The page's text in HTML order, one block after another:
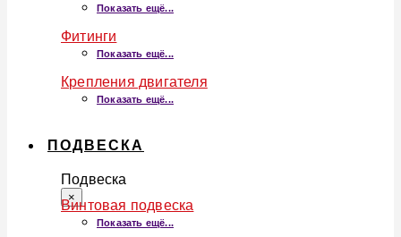
Показать ещё...
Фитинги
Показать ещё...
Крепления двигателя
Показать ещё...
ПОДВЕСКА
Подвеска
×
Винтовая подвеска
Показать ещё...